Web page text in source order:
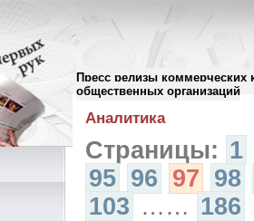
Пресс релизы коммерческих
общественных организаций
Архив пресс-релизов//
Аналитика
Страницы: 1
95 96 97 98
103 …… 186